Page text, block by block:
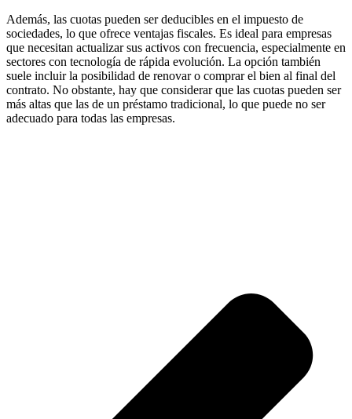
Además, las cuotas pueden ser deducibles en el impuesto de
sociedades, lo que ofrece ventajas fiscales. Es ideal para empresas
que necesitan actualizar sus activos con frecuencia, especialmente en
sectores con tecnología de rápida evolución. La opción también
suele incluir la posibilidad de renovar o comprar el bien al final del
contrato. No obstante, hay que considerar que las cuotas pueden ser
más altas que las de un préstamo tradicional, lo que puede no ser
adecuado para todas las empresas.